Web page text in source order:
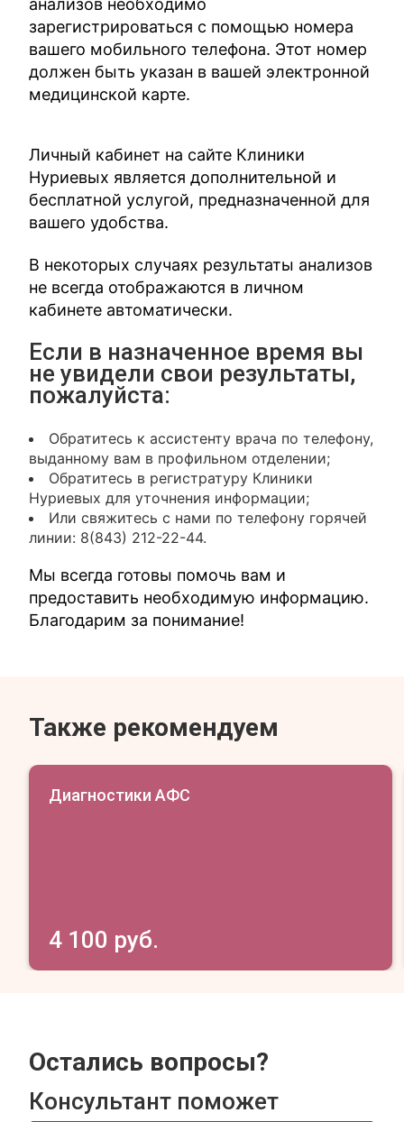
анализов необходимо
зарегистрироваться с помощью номера
вашего мобильного телефона. Этот номер
должен быть указан в вашей электронной
медицинской карте.
Личный кабинет на сайте Клиники
Нуриевых является дополнительной и
бесплатной услугой, предназначенной для
вашего удобства.
В некоторых случаях результаты анализов
не всегда отображаются в личном
кабинете автоматически.
Если в назначенное время вы
не увидели свои результаты,
пожалуйста:
Обратитесь к ассистенту врача по телефону,
выданному вам в профильном отделении;
Обратитесь в регистратуру Клиники
Нуриевых для уточнения информации;
Или свяжитесь с нами по телефону горячей
линии: 8(843) 212-22-44.
Мы всегда готовы помочь вам и
предоставить необходимую информацию.
Благодарим за понимание!
Также рекомендуем
Диагностики АФС
4 100 руб.
Остались вопросы?
Консультант поможет